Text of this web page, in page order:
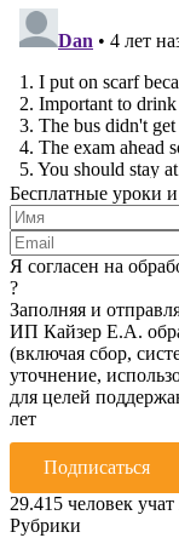
Бесплатные уроки
Я согласен на
?
Заполняя и
ИП Кайзер Е.А.
(включая сбор,
уточнение,
для целей
лет
Подписаться
29.415 человек
Рубрики